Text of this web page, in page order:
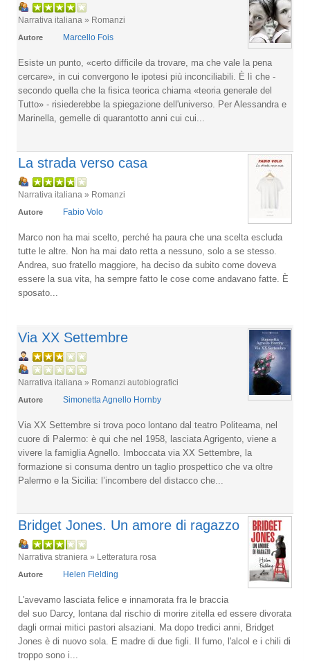
Narrativa italiana » Romanzi
Autore Marcello Fois
Esiste un punto, «certo difficile da trovare, ma che vale la pena
cercare», in cui convergono le ipotesi più inconciliabili. È lì che -
secondo quella che la fisica teorica chiama «teoria generale del
Tutto» - risiederebbe la spiegazione dell'universo. Per Alessandra e
Marinella, gemelle di quarantotto anni cui cui...
La strada verso casa
Narrativa italiana » Romanzi
Autore Fabio Volo
Marco non ha mai scelto, perché ha paura che una scelta escluda
tutte le altre. Non ha mai dato retta a nessuno, solo a se stesso.
Andrea, suo fratello maggiore, ha deciso da subito come doveva
essere la sua vita, ha sempre fatto le cose come andavano fatte. È
sposato...
Via XX Settembre
Narrativa italiana » Romanzi autobiografici
Autore Simonetta Agnello Hornby
Via XX Settembre si trova poco lontano dal teatro Politeama, nel
cuore di Palermo: è qui che nel 1958, lasciata Agrigento, viene a
vivere la famiglia Agnello. Imboccata via XX Settembre, la
formazione si consuma dentro un taglio prospettico che va oltre
Palermo e la Sicilia: l’incombere del distacco che...
Bridget Jones. Un amore di ragazzo
Narrativa straniera » Letteratura rosa
Autore Helen Fielding
L'avevamo lasciata felice e innamorata fra le braccia
del suo Darcy, lontana dal rischio di morire zitella ed essere divorata
dagli ormai mitici pastori alsaziani. Ma dopo tredici anni, Bridget
Jones è di nuovo sola. E madre di due figli. Il fumo, l'alcol e i chili di
troppo sono i...